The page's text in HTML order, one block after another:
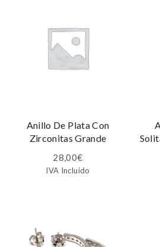
Anillo De Plata Con
Zirconitas Grande
28,00€
IVA Incluido